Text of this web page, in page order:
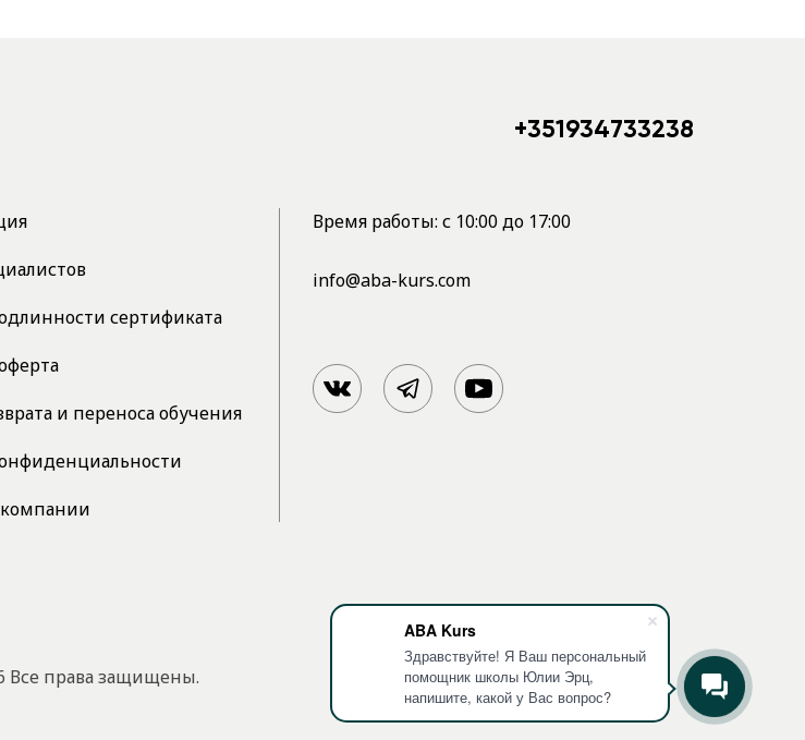
ABA Kurs
Здравствуйте! Я Ваш персональный
помощник школы Юлии Эрц,
напишите, какой у Вас вопрос?
+351934733238
сертификата
и переноса обучения
Время работы: с 10:00 до 17:00
info@aba-kurs.com
Все права защищены.